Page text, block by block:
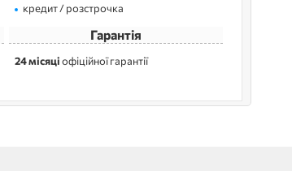
кредит / розстрочка
Гарантія
24 місяціофіційної гарантії